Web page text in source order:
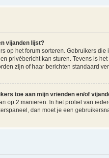
vijanden lijst?
op het forum sorteren. Gebruikers
privébericht kan sturen. Tevens is
zijn of haar berichten standaard
toe aan mijn vrienden en/of
op 2 manieren. In het profiel van
dan moet je een